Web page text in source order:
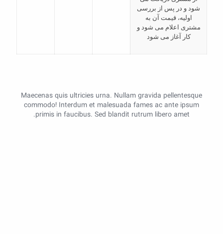
شود و در پس از بررسی
اولیه، قیمت آن به
مشتری اعلام می شود و
کار آغاز می شود
Maecenas quis ultricies urna. Nullam gravida pellentesque
commodo! Interdum et malesuada fames ac ante ipsum
primis in faucibus. Sed blandit rutrum libero amet.